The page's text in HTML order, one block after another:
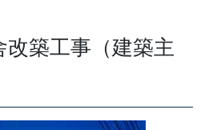
築工事（建築主